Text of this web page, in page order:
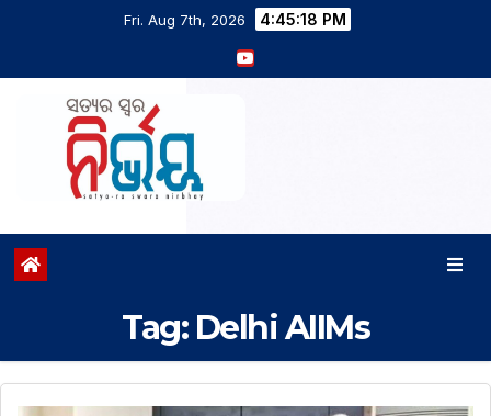
Fri. Aug 7th, 2026 4:45:19 PM
Tag: Delhi AIIMs